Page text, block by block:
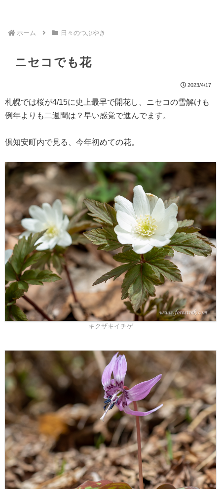
ホーム 日々のつぶやき
ニセコでも花
2023/4/17
札幌では桜が4/15に史上最早で開花し、ニセコの雪解けも
例年よりも二週間は？早い感覚で進んでます。
倶知安町内で見る、今年初めての花。
キクザキイチゲ